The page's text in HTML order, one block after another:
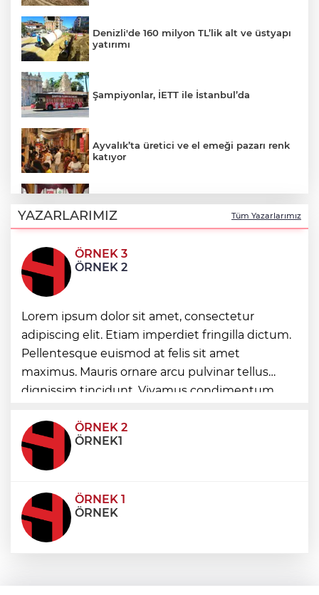
Denizli'de 160 milyon TL’lik alt ve üstyapı
yatırımı
Şampiyonlar, İETT ile İstanbul’da
Ayvalık’ta üretici ve el emeği pazarı renk
katıyor
birliği
İpsala OSB'nin gelişimi için kritik ziyaret
Bursa Büyükşehir Harmancık’ta da yolları
yeniliyor
Ağrı'da toplu sünnet şöleni
YAZARLARIMIZ Tüm Yazarlarımız
ÖRNEK 3
ÖRNEK 2
Lorem ipsum dolor sit amet, consectetur
adipiscing elit. Etiam imperdiet fringilla dictum.
Pellentesque euismod at felis sit amet
maximus. Mauris ornare arcu pulvinar tellus
dignissim tincidunt. Vivamus condimentum
condimentum eros et, faucibus sapien. Praese
ÖRNEK 2
ÖRNEK1
ÖRNEK 1
ÖRNEK